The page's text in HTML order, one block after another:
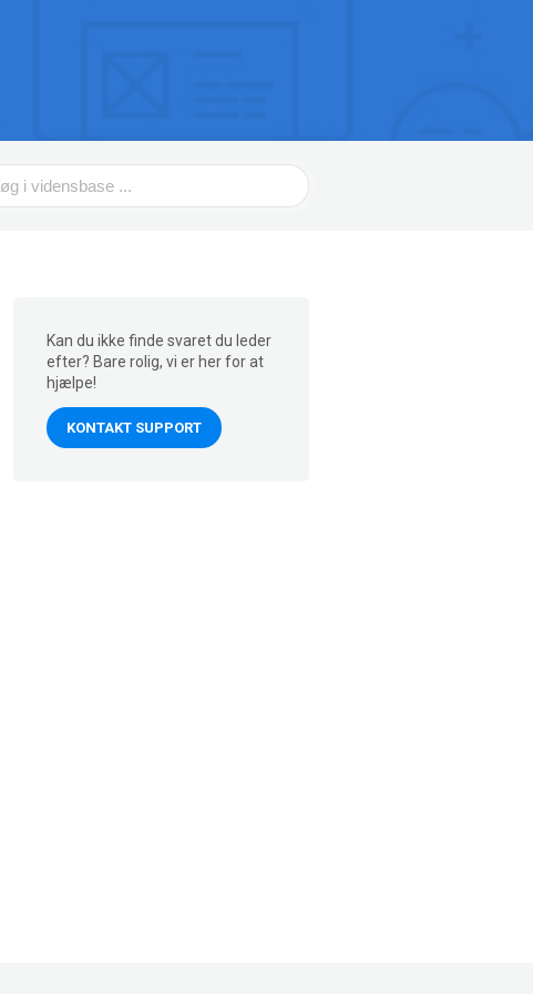
Kan du ikke finde svaret du leder
efter? Bare rolig, vi er her for at
hjælpe!
KONTAKT SUPPORT